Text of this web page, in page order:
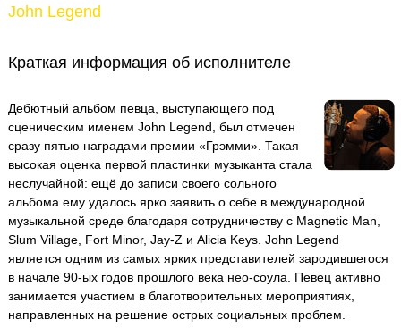
John Legend
Краткая информация об исполнителе
Дебютный альбом певца, выступающего под
сценическим именем John Legend, был отмечен
сразу пятью наградами премии «Грэмми». Такая
высокая оценка первой пластинки музыканта стала
неслучайной: ещё до записи своего сольного
альбома ему удалось ярко заявить о себе в международной
музыкальной среде благодаря сотрудничеству с Magnetic Man,
Slum Village, Fort Minor, Jay-Z и Alicia Keys. John Legend
является одним из самых ярких представителей зародившегося
в начале 90-ых годов прошлого века нео-соула. Певец активно
занимается участием в благотворительных мероприятиях,
направленных на решение острых социальных проблем.